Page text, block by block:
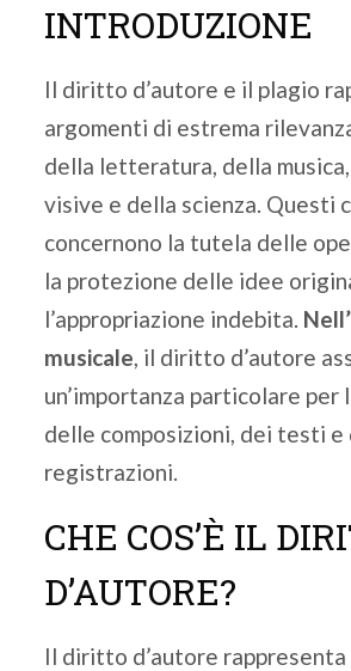
INTRODUZIONE
Il diritto d’autore e il plagio
argomenti di estrema
della letteratura, della
visive e della scienza. Questi
concernono la tutela delle
la protezione delle idee
l’appropriazione indebita.
musicale, il diritto d’autore
un’importanza particolare per
delle composizioni, dei testi e
registrazioni.
CHE COS’È IL
D’AUTORE?
Il diritto d’autore rappresenta